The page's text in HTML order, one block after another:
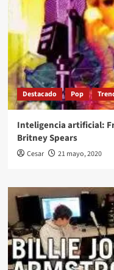
Destacado Pop
Inteligencia artificial:
Britney Spears
Cesar 21 mayo, 2020